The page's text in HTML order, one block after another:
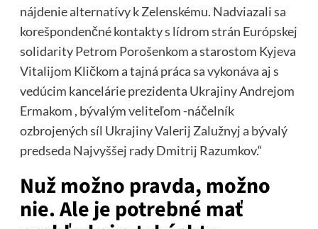
nájdenie alternatívy k Zelenskému. Nadviazali sa
korešpondenčné kontakty s lídrom strán Európskej
solidarity Petrom Porošenkom a starostom Kyjeva
Vitalijom Kličkom a tajná práca sa vykonáva aj s
vedúcim kancelárie prezidenta Ukrajiny Andrejom
Ermakom , bývalým veliteľom -náčelník
ozbrojených síl Ukrajiny Valerij Zalužnyj a bývalý
predseda Najvyššej rady Dmitrij Razumkov.“
Nuž možno pravda, možno
nie. Ale je potrebné mať